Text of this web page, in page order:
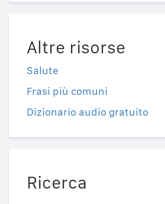
Altre risorse
Salute
Frasi più comuni
Dizionario audio gratuito
Ricerca